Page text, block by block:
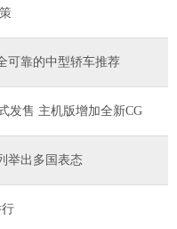
可靠的中型轿车推荐
发售 主机版增加全新CG
举出多国表态